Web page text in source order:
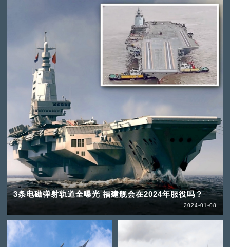
3条电磁弹射轨道全曝光 福建舰会在2024年服役吗？
2024-01-08